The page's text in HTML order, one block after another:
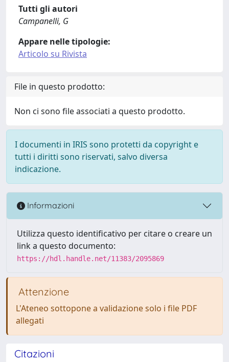
Tutti gli autori
Campanelli, G
Appare nelle tipologie:
Articolo su Rivista
File in questo prodotto:
Non ci sono file associati a questo prodotto.
I documenti in IRIS sono protetti da copyright e
tutti i diritti sono riservati, salvo diversa
indicazione.
Informazioni
Utilizza questo identificativo per citare o creare un
link a questo documento:
https://hdl.handle.net/11383/2095869
Attenzione
L'Ateneo sottopone a validazione solo i file PDF
allegati
Citazioni